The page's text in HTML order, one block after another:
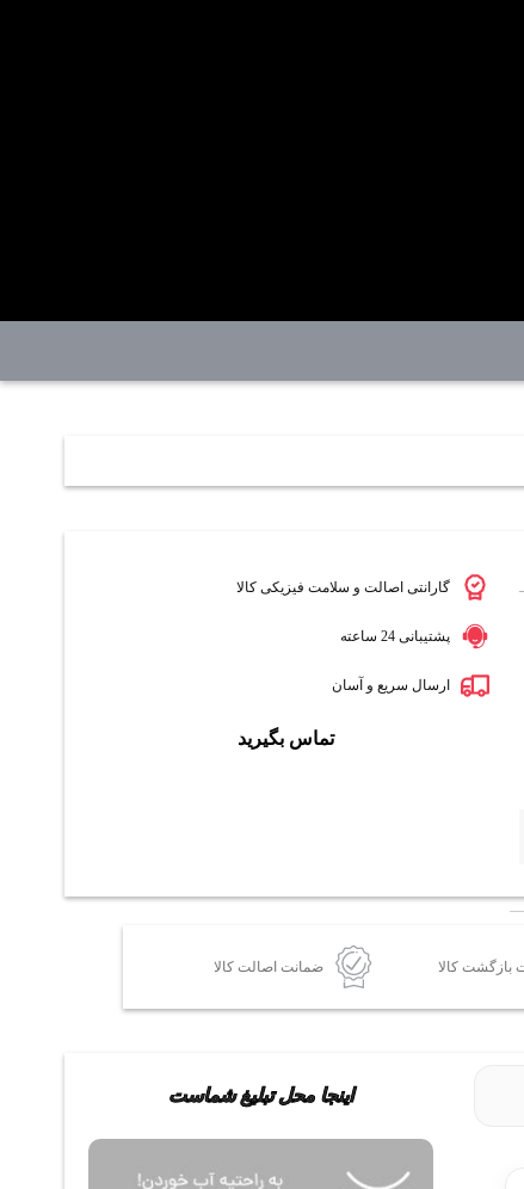
گارانتی اصالت و سلامت فیزیکی کالا
پشتیبانی 24 ساعته
ارسال سریع و آسان
تماس بگیرید
ضمانت اصالت کالا
اینجا محل تبلیغ شماست